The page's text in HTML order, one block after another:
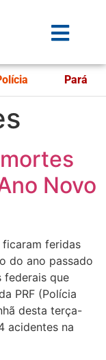
Pará
Novo
feridas
do ano passado
federais que
PRF (Polícia
desta terça-
acidentes na